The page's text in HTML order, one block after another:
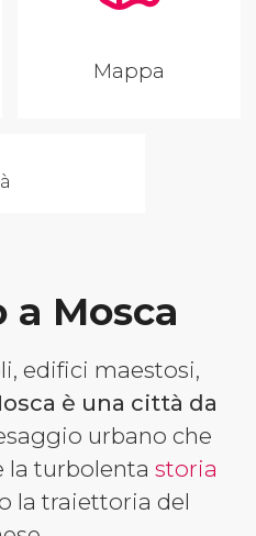
Mappa
Mosca
edifici maestosi,
è una città da
urbano che
la turbolenta storia
la traiettoria del